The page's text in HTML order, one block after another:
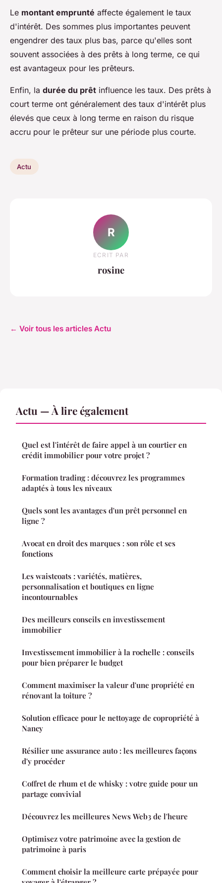
Le montant emprunté affecte également le taux
d'intérêt. Des sommes plus importantes peuvent
engendrer des taux plus bas, parce qu'elles sont
souvent associées à des prêts à long terme, ce qui
est avantageux pour les prêteurs.
Enfin, la durée du prêt influence les taux. Des prêts à
court terme ont généralement des taux d'intérêt plus
élevés que ceux à long terme en raison du risque
accru pour le prêteur sur une période plus courte.
Actu
R
ECRIT PAR
rosine
← Voir tous les articles Actu
Actu — À lire également
Quel est l'intérêt de faire appel à un courtier en
crédit immobilier pour votre projet ?
Formation trading : découvrez les programmes
adaptés à tous les niveaux
Quels sont les avantages d'un prêt personnel en
ligne ?
Avocat en droit des marques : son rôle et ses
fonctions
Les waistcoats : variétés, matières,
personnalisation et boutiques en ligne
incontournables
Des meilleurs conseils en investissement
immobilier
Investissement immobilier à la rochelle : conseils
pour bien préparer le budget
Comment maximiser la valeur d'une propriété en
rénovant la toiture ?
Solution efficace pour le nettoyage de copropriété à
Nancy
Résilier une assurance auto : les meilleures façons
d'y procéder
Coffret de rhum et de whisky : votre guide pour un
partage convivial
Découvrez les meilleures News Web3 de l'heure
Optimisez votre patrimoine avec la gestion de
patrimoine à paris
Comment choisir la meilleure carte prépayée pour